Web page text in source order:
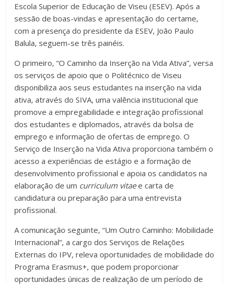
Escola Superior de Educação de Viseu (ESEV). Após a
sessão de boas-vindas e apresentação do certame,
com a presença do presidente da ESEV, João Paulo
Balula, seguem-se três painéis.
O primeiro, “O Caminho da Inserção na Vida Ativa”, versa
os serviços de apoio que o Politécnico de Viseu
disponibiliza aos seus estudantes na inserção na vida
ativa, através do SIVA, uma valência institucional que
promove a empregabilidade e integração profissional
dos estudantes e diplomados, através da bolsa de
emprego e informação de ofertas de emprego. O
Serviço de Inserção na Vida Ativa proporciona também o
acesso a experiências de estágio e a formação de
desenvolvimento profissional e apoia os candidatos na
elaboração de um curriculum vitaee carta de
candidatura ou preparação para uma entrevista
profissional.
A comunicação seguinte, “Um Outro Caminho: Mobilidade
Internacional”, a cargo dos Serviços de Relações
Externas do IPV, releva oportunidades de mobilidade do
Programa Erasmus+, que podem proporcionar
oportunidades únicas de realização de um período de